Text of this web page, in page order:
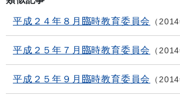
平成２４年８月臨時教育委員会
平成２５年７月臨時教育委員会
平成２５年９月臨時教育委員会